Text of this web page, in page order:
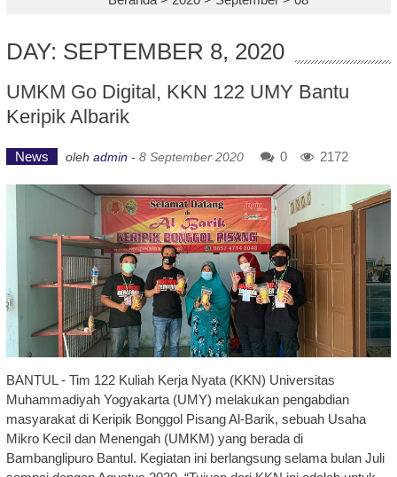
DAY: SEPTEMBER 8, 2020
UMKM Go Digital, KKN 122 UMY Bantu
Keripik Albarik
News oleh admin - 8 September 2020 0 2172
BANTUL - Tim 122 Kuliah Kerja Nyata (KKN) Universitas
Muhammadiyah Yogyakarta (UMY) melakukan pengabdian
masyarakat di Keripik Bonggol Pisang Al-Barik, sebuah Usaha
Mikro Kecil dan Menengah (UMKM) yang berada di
Bambanglipuro Bantul. Kegiatan ini berlangsung selama bulan Juli